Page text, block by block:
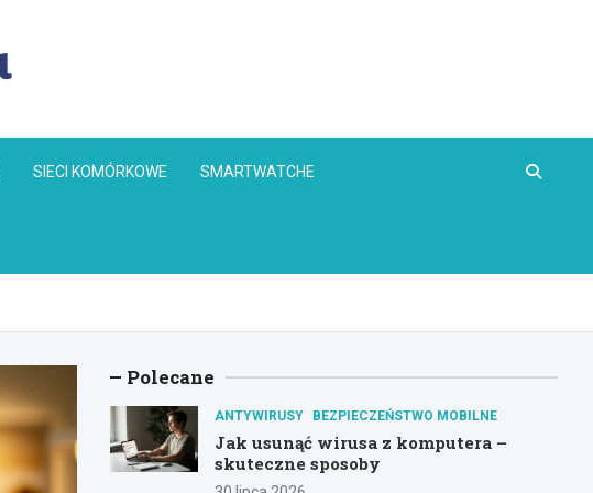
SIECI KOMÓRKOWE SMARTWATCHE
Polecane
ANTYWIRUSY BEZPIECZEŃSTWO MOBILNE
Jak usunąć wirusa z komputera –
skuteczne sposoby